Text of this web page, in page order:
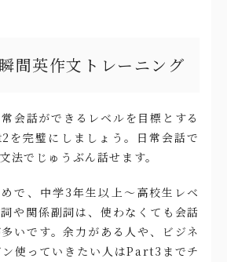
間英作文トレーニング
会話ができるレベルを目標とする
完璧にしましょう。日常会話で
でじゅうぶん話せます。
で、中学3年生以上〜高校生レベ
や関係副詞は、使わなくても会話
いです。余力がある人や、ビジネ
使っていきたい人はPart3までチ